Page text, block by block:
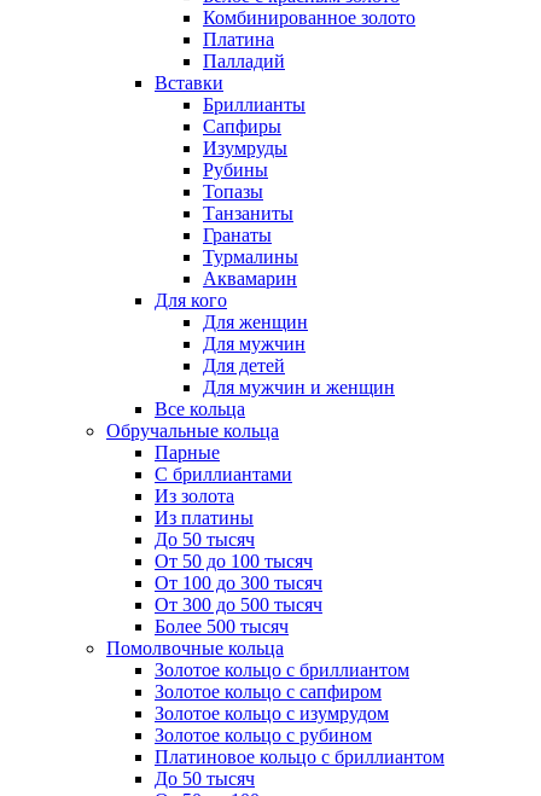
Комбинированное золото
Платина
Палладий
Вставки
Бриллианты
Сапфиры
Изумруды
Рубины
Топазы
Танзаниты
Гранаты
Турмалины
Аквамарин
Для кого
Для женщин
Для мужчин
Для детей
Для мужчин и женщин
Все кольца
Обручальные кольца
Парные
С бриллиантами
Из золота
Из платины
До 50 тысяч
От 50 до 100 тысяч
От 100 до 300 тысяч
От 300 до 500 тысяч
Более 500 тысяч
Помолвочные кольца
Золотое кольцо с бриллиантом
Золотое кольцо с сапфиром
Золотое кольцо с изумрудом
Золотое кольцо с рубином
Платиновое кольцо с бриллиантом
До 50 тысяч